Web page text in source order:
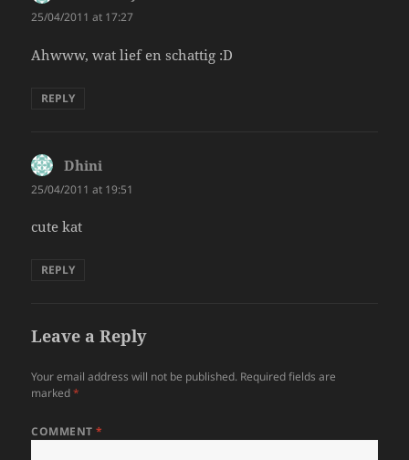
25/04/2011 at 17:27
Ahwww, wat lief en schattig :D
REPLY
Dhini
25/04/2011 at 19:51
cute kat
REPLY
Leave a Reply
Your email address will not be published. Required fields are
marked*
COMMENT*